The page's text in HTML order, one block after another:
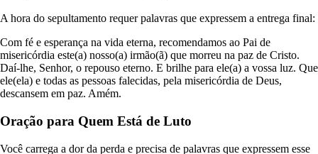
A hora do sepultamento requer palavras que expressem a entrega final:
Com fé e esperança na vida eterna, recomendamos ao Pai de
misericórdia este(a) nosso(a) irmão(ã) que morreu na paz de Cristo.
Daí-lhe, Senhor, o repouso eterno. E brilhe para ele(a) a vossa luz. Que
ele(ela) e todas as pessoas falecidas, pela misericórdia de Deus,
descansem em paz. Amém.
Oração para Quem Está de Luto
Você carrega a dor da perda e precisa de palavras que expressem esse